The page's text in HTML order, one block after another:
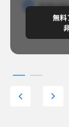
勤務地
～
無料